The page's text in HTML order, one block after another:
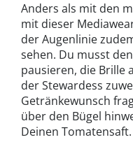
Anders als mit den
mit dieser
der Augenlinie
sehen. Du musst
pausieren, die Brille
der Stewardess
Getränkewunsch
über den Bügel
Deinen Tomatensaft.